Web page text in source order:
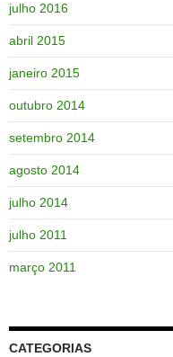
julho 2016
abril 2015
janeiro 2015
outubro 2014
setembro 2014
agosto 2014
julho 2014
julho 2011
março 2011
CATEGORIAS